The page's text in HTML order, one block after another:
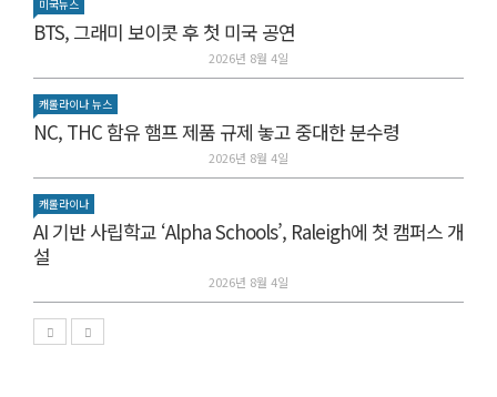
미국뉴스
BTS, 그래미 보이콧 후 첫 미국 공연
2026년 8월 4일
캐롤라이나 뉴스
NC, THC 함유 햄프 제품 규제 놓고 중대한 분수령
2026년 8월 4일
캐롤라이나
AI 기반 사립학교 ‘Alpha Schools’, Raleigh에 첫 캠퍼스 개
설
2026년 8월 4일